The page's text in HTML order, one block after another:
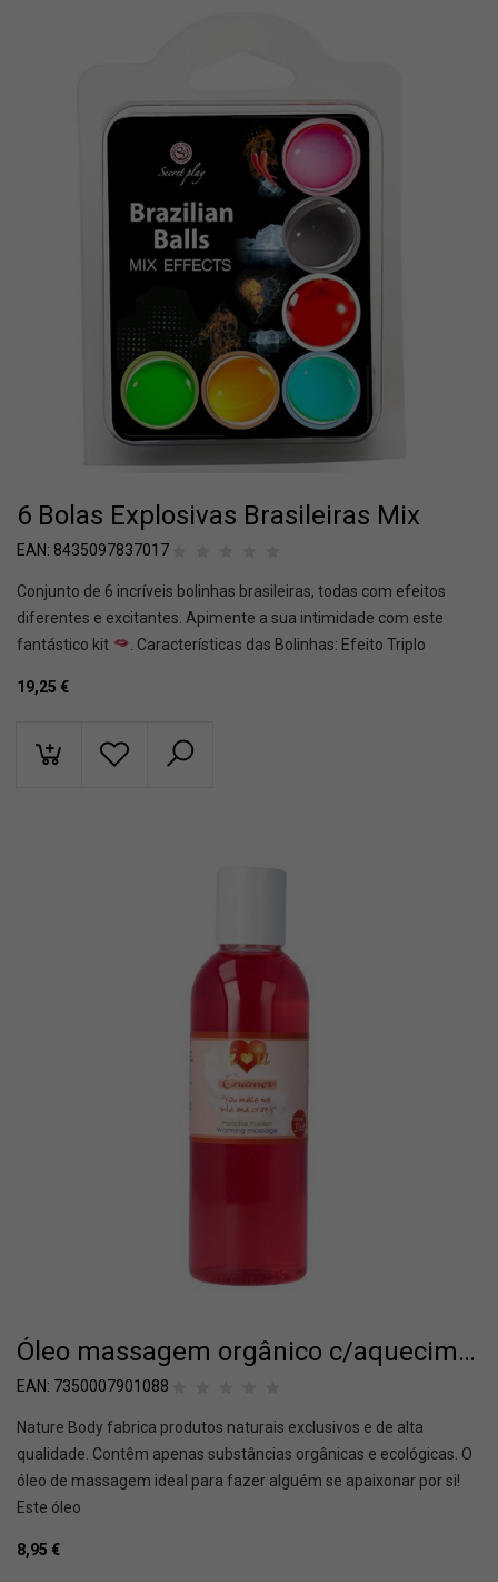
6 Bolas Explosivas Brasileiras Mix
EAN: 8435097837017
Conjunto de 6 incríveis bolinhas brasileiras, todas com efeitos
diferentes e excitantes. Apimente a sua intimidade com este
fantástico kit
. Características das Bolinhas: Efeito Triplo
19,25 €
Óleo massagem orgânico c/aquecimento morango/maracujá 100Ml
EAN: 7350007901088
Nature Body fabrica produtos naturais exclusivos e de alta
qualidade. Contêm apenas substâncias orgânicas e ecológicas. O
óleo de massagem ideal para fazer alguém se apaixonar por si!
Este óleo
8,95 €